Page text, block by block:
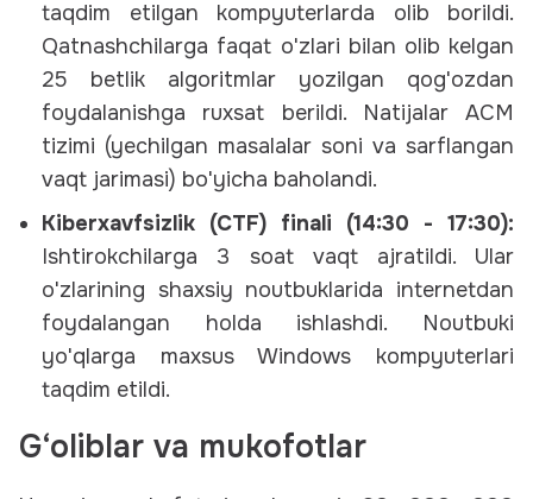
taqdim etilgan kompyuterlarda olib borildi.
Qatnashchilarga faqat o'zlari bilan olib kelgan
25 betlik algoritmlar yozilgan qog'ozdan
foydalanishga ruxsat berildi. Natijalar ACM
tizimi (yechilgan masalalar soni va sarflangan
vaqt jarimasi) bo'yicha baholandi.
Kiberxavfsizlik (CTF) finali (14:30 - 17:30):
Ishtirokchilarga 3 soat vaqt ajratildi. Ular
o'zlarining shaxsiy noutbuklarida internetdan
foydalangan holda ishlashdi. Noutbuki
yo'qlarga maxsus Windows kompyuterlari
taqdim etildi.
G‘oliblar va mukofotlar